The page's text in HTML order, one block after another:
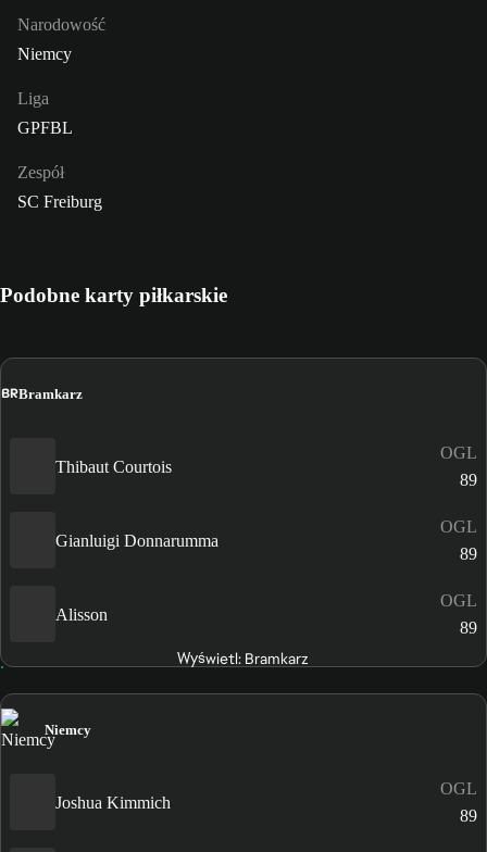
Narodowość
Niemcy
Liga
GPFBL
Zespół
SC Freiburg
Podobne karty piłkarskie
BRBramkarz
Thibaut Courtois
OGL
89
Gianluigi Donnarumma
OGL
89
Alisson
OGL
89
Wyświetl: Bramkarz
Niemcy
Joshua Kimmich
OGL
89